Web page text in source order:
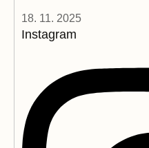
18. 11. 2025
Instagram